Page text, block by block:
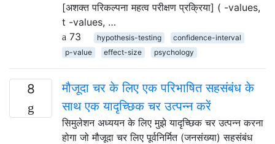
[अशक्त परिकल्पना महत्व परीक्षण प्रक्रिया] ( -values,
t -values, …
73
hypothesis-testing
confidence-interval
p-value
effect-size psychology
8
मौजूदा चर के लिए एक परिभाषित सहसंबंध के
साथ एक यादृच्छिक चर उत्पन्न करें
सिमुलेशन अध्ययन के लिए मुझे यादृच्छिक चर उत्पन्न करना
होगा जो मौजूदा चर लिए पूर्वनिर्मित (जनसंख्या) सहसंबंध